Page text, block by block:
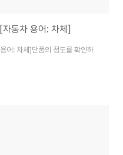
동차 용어: 차체]
: 차체]단품의 정도를 확인하